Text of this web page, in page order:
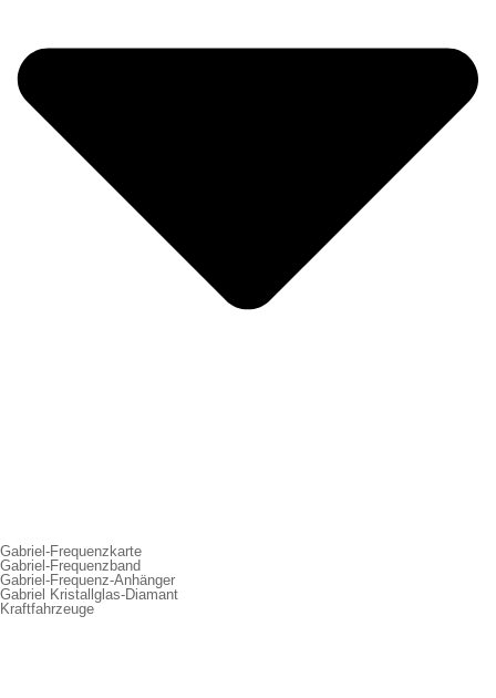
Gabriel-Frequenzkarte
Gabriel-Frequenzband
Gabriel-Frequenz-Anhänger
Gabriel Kristallglas-Diamant
Kraftfahrzeuge